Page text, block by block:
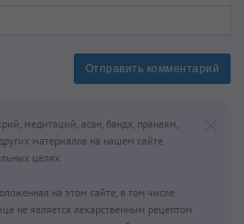
Отправить комментарий
медитаций, асан, бандх, пранаям,
материалов на нашем сайте
целях.
на этом сайте, в том числе
не является лекарственным рецептом